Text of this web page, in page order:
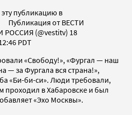
публикацию в
от ВЕСТИ
(@vestitv) 18
PDT
«Свободу!», «Фургал — наш
— за Фургала вся страна!»,
«Би-би-си». Люди требовали,
проходил в Хабаровске и был
«Эхо Москвы».